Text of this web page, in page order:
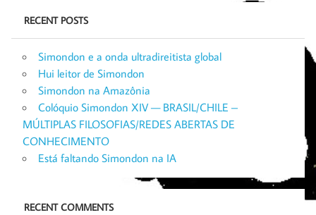
RECENT POSTS
Simondon e a onda ultradireitista global
Hui leitor de Simondon
Simondon na Amazônia
Colóquio Simondon XIV — BRASIL/CHILE –
MÚLTIPLAS FILOSOFIAS/REDES ABERTAS DE
CONHECIMENTO
Está faltando Simondon na IA
RECENT COMMENTS